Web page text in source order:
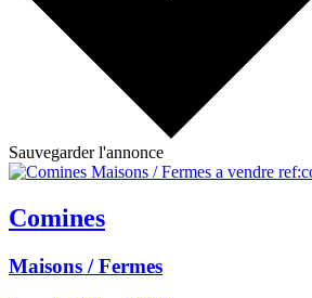
Sauvegarder l'annonce
Comines
Maisons / Fermes